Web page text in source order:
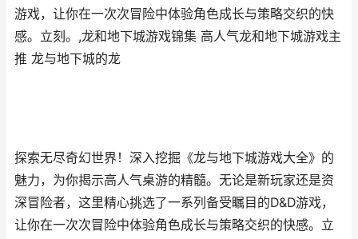
游戏，让你在一次次冒险中体验角色成长与策略交织的快
感。立刻。,龙和地下城游戏锦集 高人气龙和地下城游戏主
推 龙与地下城的龙
探索无尽奇幻世界！深入挖掘《龙与地下城游戏大全》的
魅力，为你揭示高人气桌游的精髓。无论是新玩家还是资
深冒险者，这里精心挑选了一系列备受瞩目的D&D游戏，
让你在一次次冒险中体验角色成长与策略交织的快感。立